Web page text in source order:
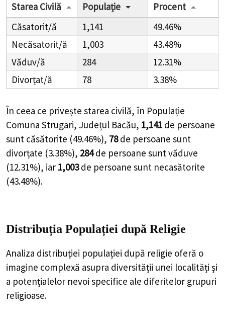
Starea Civilă Populație
Procent
Căsatorit/ă
1,141
49.46%
Necăsatorit/ă
1,003
43.48%
Văduv/ă
284
12.31%
Divorțat/ă
78 3.38%
În ceea ce privește starea civilă, în Populație
Comuna Strugari, Județul Bacău, 1,141 de persoane
sunt căsătorite (49.46%), 78 de persoane sunt
divorțate (3.38%), 284 de persoane sunt văduve
(12.31%), iar 1,003 de persoane sunt necasătorite
(43.48%).
Distribuția Populației după Religie
Analiza distribuției populației după religie oferă o
imagine complexă asupra diversității unei localități și
a potențialelor nevoi specifice ale diferitelor grupuri
religioase.